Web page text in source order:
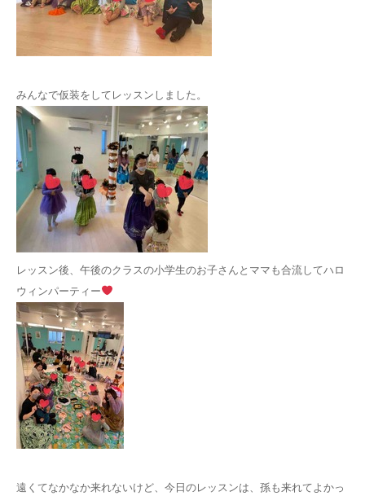
みんなで仮装をしてレッスンしました。
レッスン後、午後のクラスの小学生のお子さんとママも合流してハロ
ウィンパーティー
遠くてなかなか来れないけど、今日のレッスンは、孫も来れてよかっ